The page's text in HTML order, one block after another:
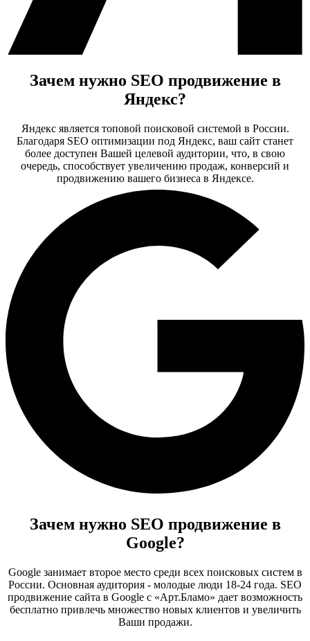
Зачем нужно SEO продвижение в
Яндекс?
Яндекс является топовой поисковой системой в России.
Благодаря SEO оптимизации под Яндекс, ваш сайт станет
более доступен Вашей целевой аудитории, что, в свою
очередь, способствует увеличению продаж, конверсий и
продвижению вашего бизнеса в Яндексе.
Зачем нужно SEO продвижение в
Google?
Google занимает второе место среди всех поисковых систем в
России. Основная аудитория - молодые люди 18-24 года. SEO
продвижение сайта в Google с «Арт.Бламо» дает возможность
бесплатно привлечь множество новых клиентов и увеличить
Ваши продажи.